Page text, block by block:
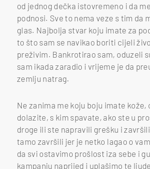
od jednog dečka istovremeno i da
podnosi. Sve to nema veze s tim da
glas. Najbolja stvar koju imate za
to što sam se navikao boriti cijeli
preživim. Bankrotirao sam, oduzeli
sam ikada zaradio i vrijeme je da
zemlju natrag.
Ne zanima me koju boju imate kože,
dolazite, s kim spavate, ako ste u
droge ili ste napravili grešku i
tamo završili jer je netko lagao o
da svi ostavimo prošlost iza sebe i
kampanju naprijed i uplašimo te